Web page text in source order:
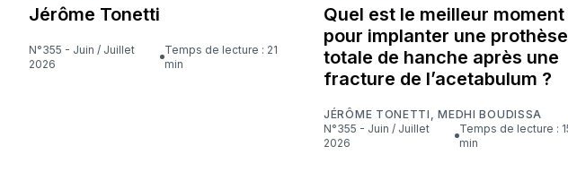
Jérôme Tonetti
N°355 - Juin / Juillet
2026
Temps de lecture : 21
min
Quel est le meilleur moment
pour implanter une prothèse
totale de hanche après une
fracture de l’acetabulum ?
JÉRÔME TONETTI ,MEDHI BOUDISSA
N°355 - Juin / Juillet
2026
Temps de lecture : 15
min